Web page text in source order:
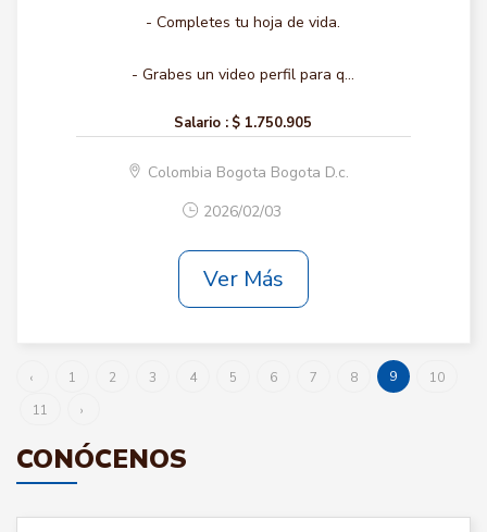
- Completes tu hoja de vida.
- Grabes un video perfil para q...
Salario : $ 1.750.905
Colombia Bogota Bogota D.c.
2026/02/03
Ver Más
‹ 1 2 3 4 5 6 7 8 9
10
11
›
CONÓCENOS